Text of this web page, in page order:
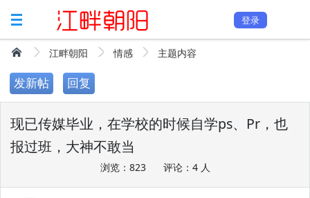
登录
江畔朝阳 情感 主题内容
发新帖 回复
现已传媒毕业，在学校的时候自学ps、Pr，也
报过班，大神不敢当
浏览：823 评论：4 人